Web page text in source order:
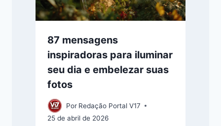
87 mensagens
inspiradoras para iluminar
seu dia e embelezar suas
fotos
Por Redação Portal V17
25 de abril de 2026